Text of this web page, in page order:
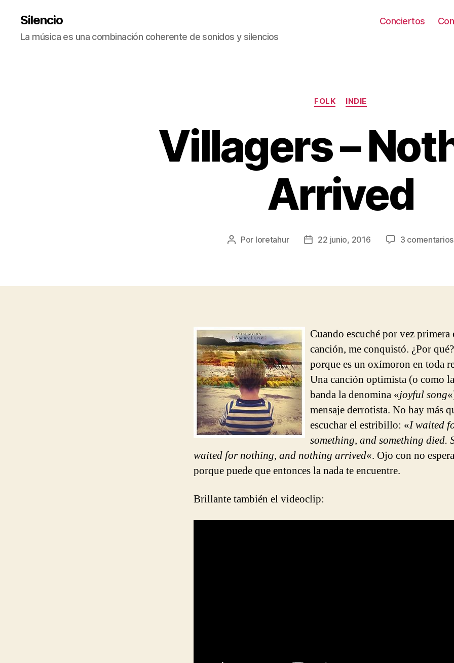
Silencio
La música es una combinación coherente de sonidos y silencios
Conciertos
Categorías
FOLK INDIE
Villagers –
Arrived
Autor
Por loretahur
Fecha22 junio, 2016 3 comentarios
Cuando escuché por vez primera
canción, me conquistó. ¿Por
porque es un oxímoron en toda
Una canción optimista (o como
banda la denomina «joyful song
mensaje derrotista. No hay más
escuchar el estribillo: «I waited
something, and something died.
waited for nothing, and nothing arrived«. Ojo con no
porque puede que entonces la nada te encuentre.
Brillante también el videoclip: